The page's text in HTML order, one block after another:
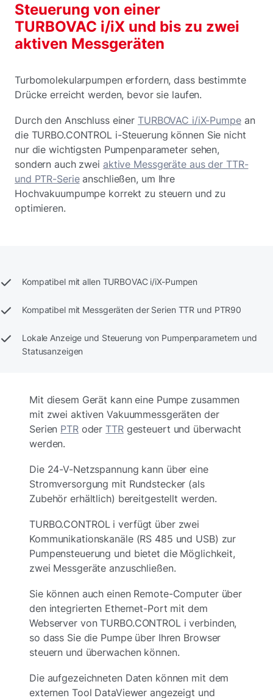
Steuerung von einer
TURBOVAC i/iX und bis zu zwei
aktiven Messgeräten
Turbomolekularpumpen erfordern, dass bestimmte
Drücke erreicht werden, bevor sie laufen.
Durch den Anschluss einer TURBOVAC i/iX-Pumpean
die TURBO.CONTROL i-Steuerung können Sie nicht
nur die wichtigsten Pumpenparameter sehen,
sondern auch zwei aktive Messgeräte aus der TTR-
und PTR-Serieanschließen, um Ihre
Hochvakuumpumpe korrekt zu steuern und zu
optimieren.
Kompatibel mit allen TURBOVAC i/iX-Pumpen
Kompatibel mit Messgeräten der Serien TTR und PTR90
Lokale Anzeige und Steuerung von Pumpenparametern und
Statusanzeigen
Mit diesem Gerät kann eine Pumpe zusammen
mit zwei aktiven Vakuummessgeräten der
Serien PTRoder TTRgesteuert und überwacht
werden.
Die 24-V-Netzspannung kann über eine
Stromversorgung mit Rundstecker (als
Zubehör erhältlich) bereitgestellt werden.
TURBO.CONTROL i verfügt über zwei
Kommunikationskanäle (RS 485 und USB) zur
Pumpensteuerung und bietet die Möglichkeit,
zwei Messgeräte anzuschließen.
Sie können auch einen Remote-Computer über
den integrierten Ethernet-Port mit dem
Webserver von TURBO.CONTROL i verbinden,
so dass Sie die Pumpe über Ihren Browser
steuern und überwachen können.
Die aufgezeichneten Daten können mit dem
externen Tool DataViewer angezeigt und